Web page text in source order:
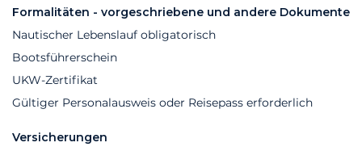
Formalitäten - vorgeschriebene und andere Dokumente
Nautischer Lebenslauf obligatorisch
Bootsführerschein
UKW-Zertifikat
Gültiger Personalausweis oder Reisepass erforderlich
Versicherungen